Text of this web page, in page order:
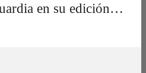
en su edición…